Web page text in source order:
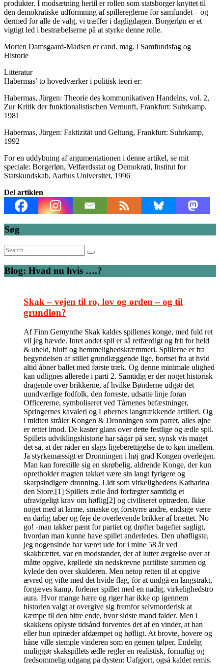
produkter. I modsætning hertil er rollen som statsborger knyttet til
den demokratiske udformning af spillereglerne for samfundet – og
dermed for alle de valg, vi træffer i dagligdagen. Borgerløn er et
vigtigt led i bestræbelserne på at styrke denne rolle.
Morten Damsgaard-Madsen er cand. mag. i Samfundsfag og
Historie
Litteratur
Habermas’ to hovedværker i politisk teori er:
Habermas, Jürgen: Theorie des kommunikativen Handelns, vol. 2,
Zur Kritik der funktionalistischen Vernunft, Frankfurt: Suhrkamp,
1981
Habermas, Jürgen: Faktizität und Geltung, Frankfurt: Suhrkamp,
1992
For en uddybning af argumentationen i denne artikel, se mit
speciale: Borgerløn, Velfærdsstat og Demokrati, Institut for
Statskundskab, Aarhus Universitet, 1996
Del artiklen
Søg
Search
for:
Blog: Hvad nu hvis ….?
Skak – vejen til ro, lov og orden – og til
grundløn?
Af Finn Gemynthe Skak kaldes spillenes konge, med fuld ret
vil jeg hævde. Intet andet spil er så retfærdigt og frit for held
& uheld, bluff og hemmelighedskræmmeri. Spillerne er fra
begyndelsen af stillet grundlæggende lige, bortset fra at hvid
altid åbner ballet med første træk. Og denne minimale ulighed
kan udlignes allerede i parti 2. Samtidig er der noget historisk
dragende over brikkerne, af hvilke Bønderne udgør det
uundværlige fodfolk, den forreste, udsatte linje foran
Officererne, symboliseret ved Tårnenes befæstninger,
Springernes kavaleri og Løbernes langtrækkende artilleri. Og
i midten stråler Kongen & Dronningen som parret, alles øjne
er rettet imod. De kaster glans over dette festlige og ædle spil.
Spillets udviklingshistorie har sågar på sær, synsk vis maget
det så, at der råder en slags ligeberettigelse de to køn imellem.
Ja styrkemæssigt er Dronningen i høj grad Kongen overlegen.
Man kan forestille sig en skrøbelig, aldrende Konge, der kun
opretholder magten takket være sin langt fyrigere og
skarpsindigere dronning. Lidt som virkelighedens Katharina
den Store.[1] Spillets ædle ånd forfægter samtidig et
ufravigeligt krav om høflig[2] og civiliseret optræden. Ikke
noget med at larme, smaske og forstyrre andre, endsige være
en dårlig taber og feje de overlevende brikker af brættet. No
go! -man takker pænt for partiet og drøfter bagefter sagligt,
hvordan man kunne have spillet anderledes. Den uhøfligste,
jeg nogensinde har været ude for i mine 58 år ved
skakbrættet, var en modstander, der af lutter ærgrelse over at
måtte opgive, krøllede sin nedskrevne partiliste sammen og
kylede den over skulderen. Men netop retten til at opgive
ævred og vifte med det hvide flag, for at undgå en langstrakt,
forgæves kamp, forlener spillet med en nådig, virkelighedstro
aura. Hvor mange hære og riger har ikke op igennem
historien valgt at overgive sig fremfor selvmorderisk at
kæmpe til den bitre ende, hvor sidste mand falder. Men i
skakkens oplyste tidsånd forventes det af en vinder, at han
eller hun optræder afdæmpet og høfligt. At brovte, hovere og
håne ville stemple vinderen som en gemen tølper. Endelig
muliggør skakspillets ædle regler en realistisk, fornuftig og
fredsommelig udgang på dysten: Uafgjort, også kaldet remis.